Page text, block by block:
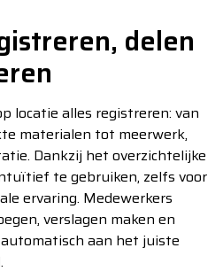
delen
locatie alles registreren: van
materialen tot meerwerk,
Dankzij het overzichtelijke
te gebruiken, zelfs voor
ervaring. Medewerkers
verslagen maken en
aan het juiste